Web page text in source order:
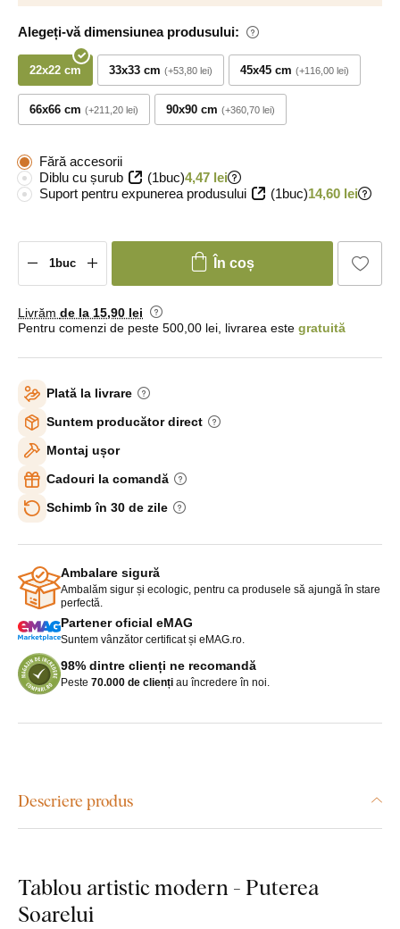
Alegeți-vă dimensiunea produsului:
22x22 cm 33x33 cm +53,80 lei 45x45 cm +116,00 lei
66x66 cm +211,20 lei 90x90 cm +360,70 lei
Fără accesorii
Diblu cu șurub
(1buc)4,47 lei
Suport pentru expunerea produsului
(1buc)14,60 lei
În coș
Livrăm de la 15,90 lei
Pentru comenzi de peste 500,00 lei, livrarea este gratuită
Plată la livrare
Suntem producător direct
Montaj ușor
Cadouri la comandă
Schimb în 30 de zile
Ambalare sigură
Ambalăm sigur și ecologic, pentru ca produsele să ajungă în stare
perfectă.
Partener oficial eMAG
Suntem vânzător certificat și eMAG.ro.
98% dintre clienți ne recomandă
Peste 70.000 de clienți au încredere în noi.
Descriere produs
Tablou artistic modern - Puterea
Soarelui